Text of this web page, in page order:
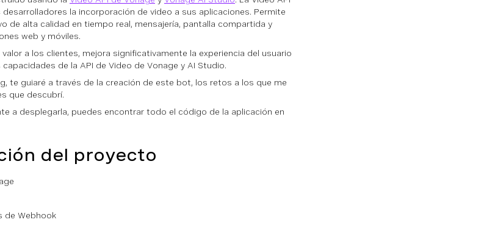
la incorporación de video a sus aplicaciones. Permite
de alta calidad en tiempo real, mensajería, pantalla compartida y
web y móviles.
a los clientes, mejora significativamente la experiencia del usuario
de la API de Video de Vonage y AI Studio.
te guiaré a través de la creación de este bot, los retos a los que me
que descubrí.
a desplegarla, puedes encontrar todo el código de la aplicación en
del proyecto
de Webhook